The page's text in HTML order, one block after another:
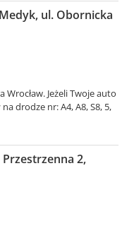
ul. Obornicka
Jeżeli Twoje auto
drodze nr: A4, A8, S8, 5,
2,